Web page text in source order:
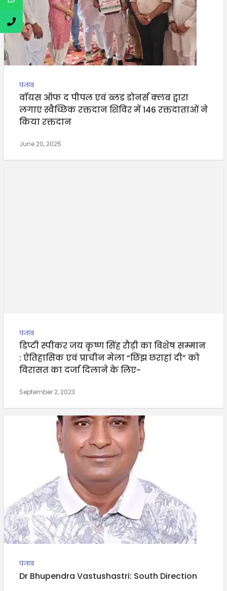
पंजाब
वॉयस ऑफ द पीपल एवं ब्लड डोनर्स क्लब द्वारा
लगाए स्वैच्छिक रक्तदान शिविर में 146 रक्तदाताओं ने
किया रक्तदान
June 20, 2025
पंजाब
डिप्टी स्पीकर जय कृष्ण सिंह रौड़ी का विशेष सम्मान
: ऐतिहासिक एवं प्राचीन मेला “छिंझ छराहां दी” को
विरासत का दर्जा दिलाने के लिए-
September 2, 2023
पंजाब
Dr Bhupendra Vastushastri: South Direction